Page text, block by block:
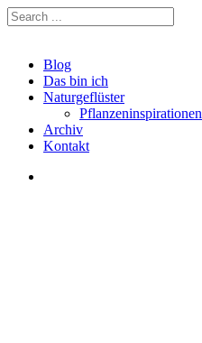
Blog
Das bin ich
Naturgeflüster
Pflanzeninspirationen
Archiv
Kontakt